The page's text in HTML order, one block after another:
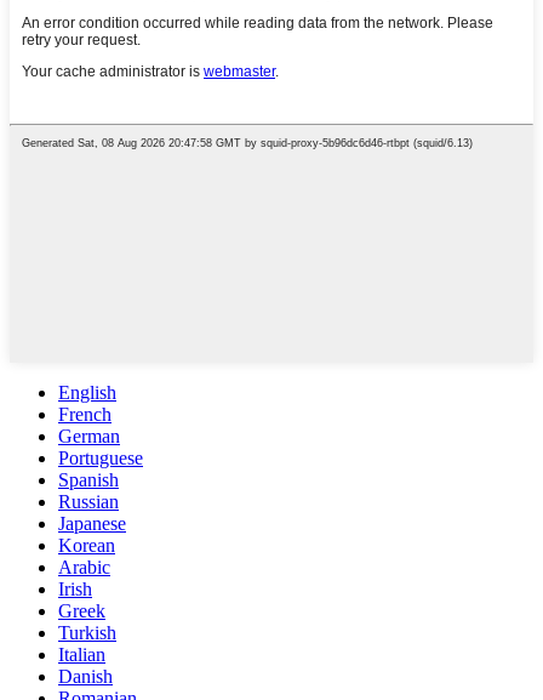
English
French
German
Portuguese
Spanish
Russian
Japanese
Korean
Arabic
Irish
Greek
Turkish
Italian
Danish